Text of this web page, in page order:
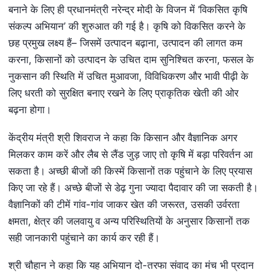
बनाने के लिए ही प्रधानमंत्री नरेन्द्र मोदी के विजन में ‘विकसित कृषि
संकल्प अभियान’ की शुरुआत की गई है। कृषि को विकसित करने के
छह प्रमुख लक्ष्य हैं– जिसमें उत्पादन बढ़ाना, उत्पादन की लागत कम
करना, किसानों को उत्पादन के उचित दाम सुनिश्चित करना, फसल के
नुकसान की स्थिति में उचित मुआवजा, विविधिकरण और भावी पीढ़ी के
लिए धरती को सुरक्षित बनाए रखने के लिए प्राकृतिक खेती की ओर
बढ़ना होगा।
केंद्रीय मंत्री श्री शिवराज ने कहा कि किसान और वैज्ञानिक अगर
मिलकर काम करें और लैब से लैंड जुड़ जाए तो कृषि में बड़ा परिवर्तन आ
सकता है। अच्छी बीजों की किस्में किसानों तक पहुंचाने के लिए प्रयास
किए जा रहे हैं। अच्छे बीजों से डेढ़ गुना ज्यादा पैदावार की जा सकती है।
वैज्ञानिकों की टीमें गांव-गांव जाकर खेत की जरूरत, उसकी उर्वरता
क्षमता, क्षेत्र की जलवायु व अन्य परिस्थितियों के अनुसार किसानों तक
सही जानकारी पहुंचाने का कार्य कर रही हैं।
श्री चौहान ने कहा कि यह अभियान दो-तरफा संवाद का मंच भी प्रदान